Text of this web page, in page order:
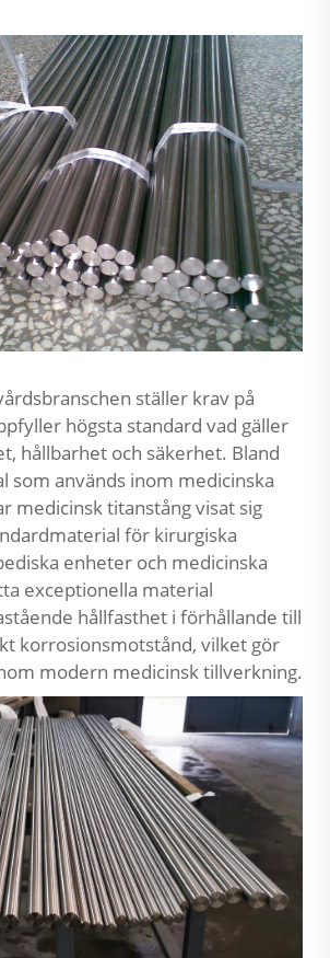
ställer krav på
högsta standard vad gäller
hållbarhet och säkerhet. Bland
som används inom medicinska
medicinsk titanstång visat sig
för kirurgiska
enheter och medicinska
exceptionella material
hållfasthet i förhållande till
korrosionsmotstånd, vilket gör
modern medicinsk tillverkning.